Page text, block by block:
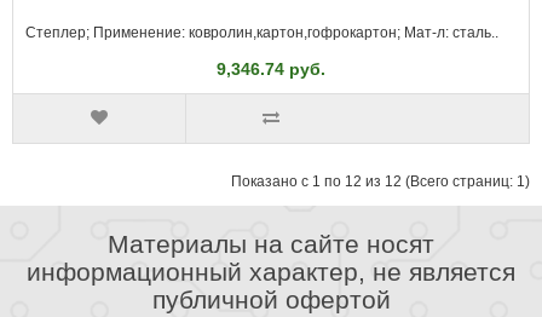
Степлер; Применение: ковролин,картон,гофрокартон; Мат-л: сталь..
9,346.74 руб.
Показано с 1 по 12 из 12 (Всего страниц: 1)
Материалы на сайте носят
информационный характер, не является
публичной офертой